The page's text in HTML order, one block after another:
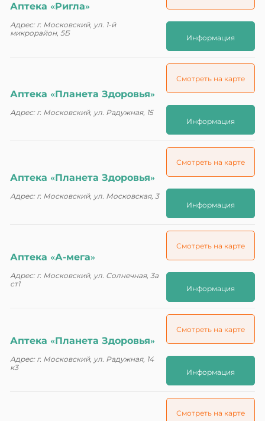
Аптека «Ригла»
Адрес: г. Московский, ул. 1-й
микрорайон, 5Б
Информация
Аптека «Планета Здоровья»
Адрес: г. Московский, ул. Радужная, 15
Смотреть на карте
Информация
Аптека «Планета Здоровья»
Адрес: г. Московский, ул. Московская, 3
Смотреть на карте
Информация
Аптека «А-мега»
Адрес: г. Московский, ул. Солнечная, 3а
ст1
Смотреть на карте
Информация
Аптека «Планета Здоровья»
Адрес: г. Московский, ул. Радужная, 14
к3
Смотреть на карте
Информация
Смотреть на карте